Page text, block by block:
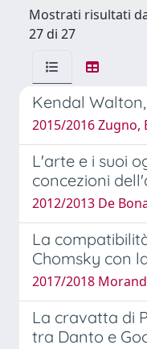
Mostrati risultati
27 di 27
Kendal
2015/2016 Zugno,
L'arte e i suoi
concezioni
2012/2013 De
La
Chomsky con
2017/2018
La cravatta di
tra Danto e